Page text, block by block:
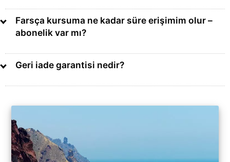
Farsça kursuma ne kadar süre erişimim olur –
abonelik var mı?
Geri iade garantisi nedir?